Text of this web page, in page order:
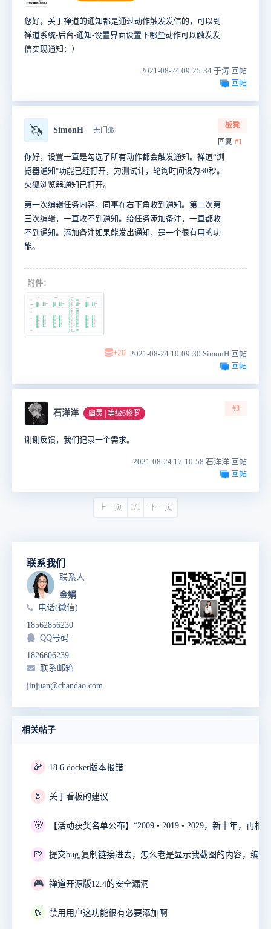
您好，关于禅道的通知都是通过动作触发发信的，可以到
禅道系统-后台-通知-设置界面设置下哪些动作可以触发发
信实现通知：）
2021-08-24 09:25:34 于涛 回帖
回帖
🦄 SimonH 无门派
板凳
回复 #1
你好，设置一直是勾选了所有动作都会触发通知。禅道“浏
览器通知"功能已经打开，为测试计，轮询时间设为30秒。
火狐浏览器通知已打开。
第一次编辑任务内容，同事在右下角收到通知。第二次第
三次编辑，一直收不到通知。给任务添加备注，一直都收
不到通知。添加备注如果能发出通知，是一个很有用的功
能。
附件：
+20 2021-08-24 10:09:30 SimonH 回帖
回帖
石洋洋 幽灵 | 等级6修罗
#3
谢谢反馈，我们记录一个需求。
2021-08-24 17:10:58 石洋洋 回帖
回帖
上一页 1/1 下一页
联系我们
联系人
金娟
电话(微信)
18562856230
QQ号码
1826606239
联系邮箱
jinjuan@chandao.com
相关帖子
🌽 18.6 docker版本报错
🌷 关于看板的建议
🐻
🍺
🎮 禅道开源版12.4的安全漏洞
🥂 禁用用户这功能很有必要添加啊